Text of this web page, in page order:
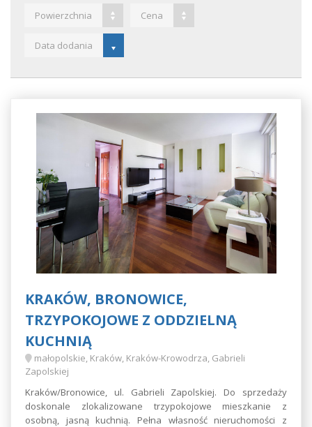
Powierzchnia Cena
Data dodania
KRAKÓW, BRONOWICE,
TRZYPOKOJOWE Z ODDZIELNĄ
KUCHNIĄ
małopolskie, Kraków, Kraków-Krowodrza, Gabrieli
Zapolskiej
Kraków/Bronowice, ul. Gabrieli Zapolskiej. Do sprzedaży
doskonale zlokalizowane trzypokojowe mieszkanie z
osobną, jasną kuchnią. Pełna własność nieruchomości z